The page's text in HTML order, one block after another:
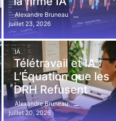
Alexandre Bruneau
juillet 23, 2026
IA
Télétravail et IA :
L’Équation que les
DRH Refusent
Alexandre Bruneau
juillet 20, 2026